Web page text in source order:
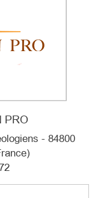
PRO
- 84800